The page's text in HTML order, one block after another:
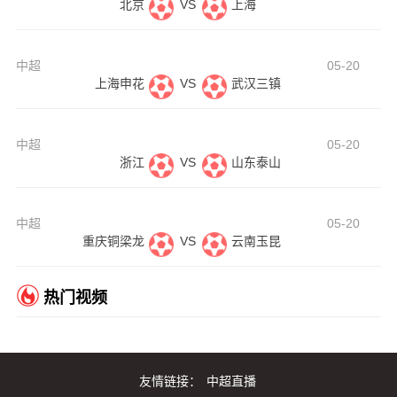
北京 VS 上海
中超
05-20
上海申花
VS 武汉三镇
中超
05-20
浙江
VS 山东泰山
中超
05-20
重庆铜梁龙
VS 云南玉昆
热门视频
友情链接： 中超直播